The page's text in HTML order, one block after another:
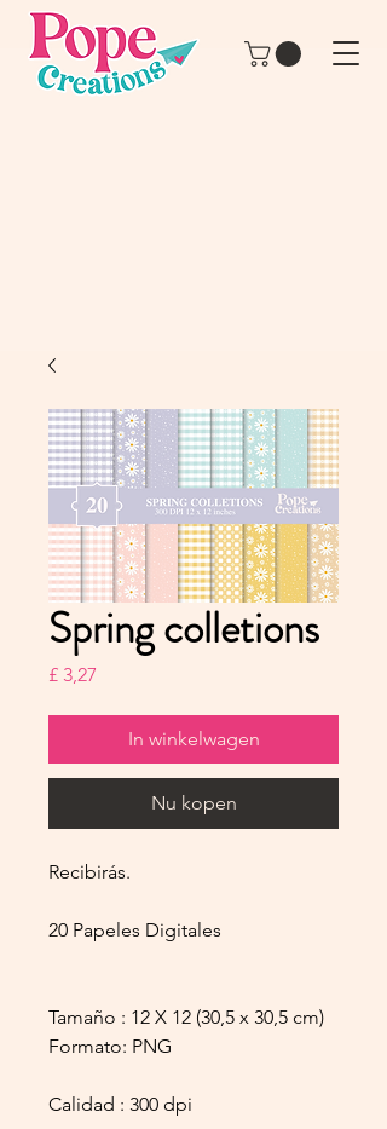
Spring colletions
£ 3,27
In winkelwagen
Nu kopen
Recibirás.
20 Papeles Digitales
Tamaño : 12 X 12 (30,5 x 30,5 cm)
Formato: PNG
Calidad : 300 dpi